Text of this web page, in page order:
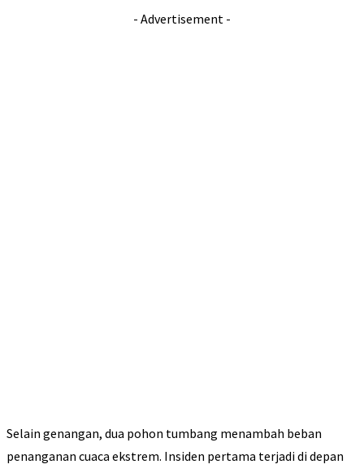
- Advertisement -
Selain genangan, dua pohon tumbang menambah beban
penanganan cuaca ekstrem. Insiden pertama terjadi di depan